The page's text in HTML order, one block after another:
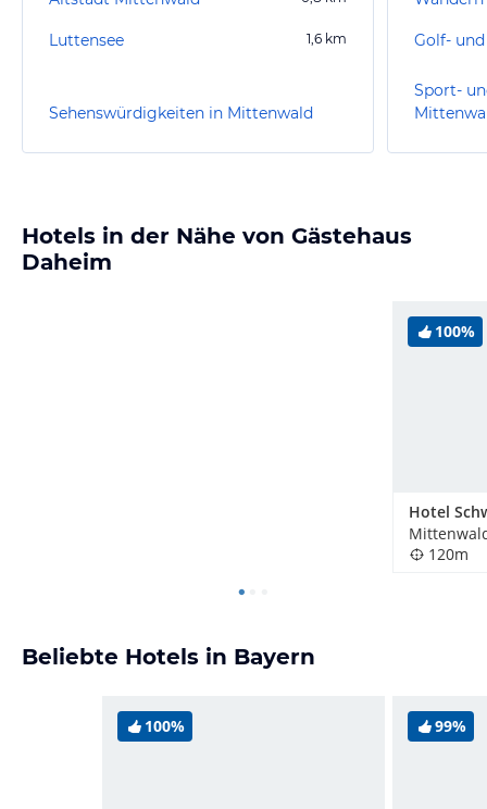
Luttensee 1,6 km
Sehenswürdigkeiten in Mittenwald
Sport-
Hotels in der Nähe von Gästehaus
Daheim
100%
120m
Beliebte Hotels in Bayern
100% 99%